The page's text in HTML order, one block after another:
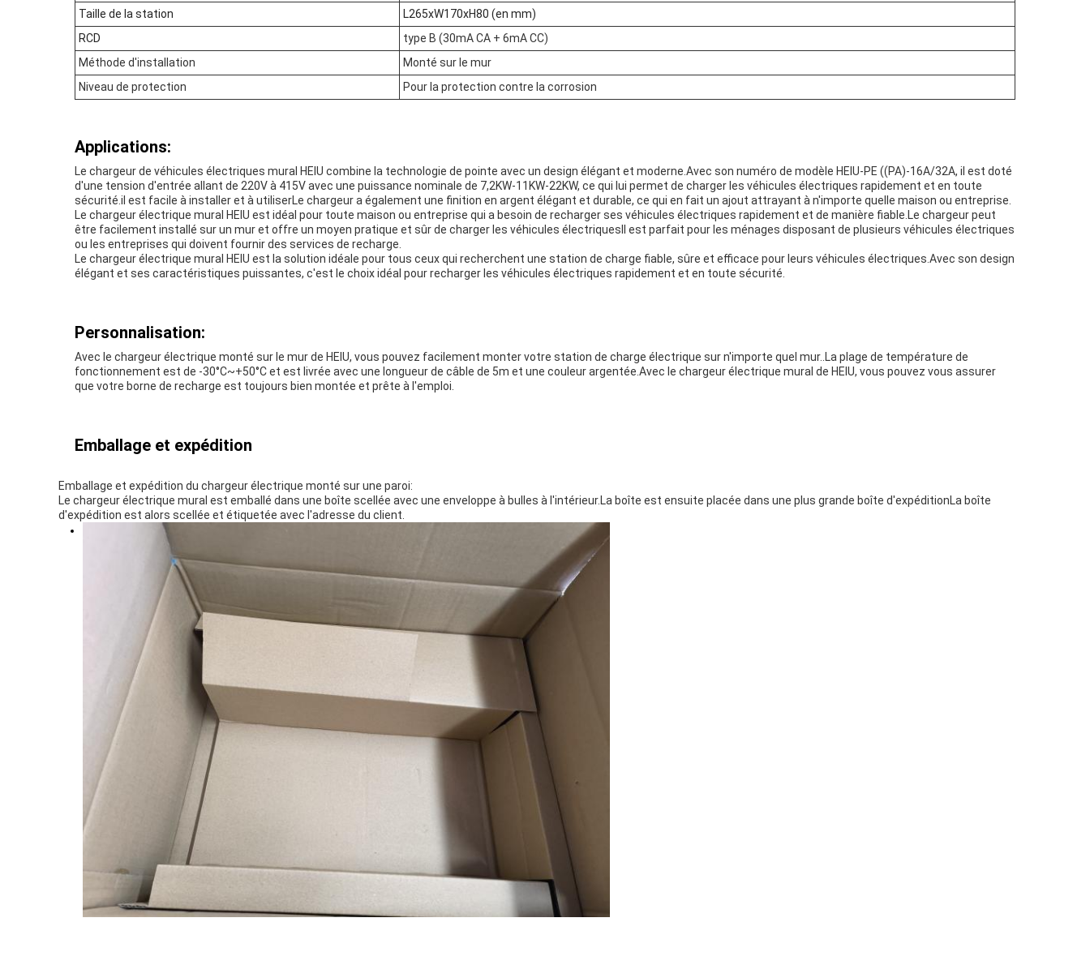
Taille de la station
L265xW170xH80 (en mm)
RCD
type B (30mA CA + 6mA CC)
Méthode d'installation
Monté sur le mur
Niveau de protection
Pour la protection contre la corrosion
Applications:
Le chargeur de véhicules électriques mural HEIU combine la technologie de pointe avec un design élégant et moderne.Avec son numéro de modèle HEIU-PE ((PA)-16A/32A, il est doté
d'une tension d'entrée allant de 220V à 415V avec une puissance nominale de 7,2KW-11KW-22KW, ce qui lui permet de charger les véhicules électriques rapidement et en toute
sécurité.il est facile à installer et à utiliserLe chargeur a également une finition en argent élégant et durable, ce qui en fait un ajout attrayant à n'importe quelle maison ou entreprise.
Le chargeur électrique mural HEIU est idéal pour toute maison ou entreprise qui a besoin de recharger ses véhicules électriques rapidement et de manière fiable.Le chargeur peut
être facilement installé sur un mur et offre un moyen pratique et sûr de charger les véhicules électriquesIl est parfait pour les ménages disposant de plusieurs véhicules électriques
ou les entreprises qui doivent fournir des services de recharge.
Le chargeur électrique mural HEIU est la solution idéale pour tous ceux qui recherchent une station de charge fiable, sûre et efficace pour leurs véhicules électriques.Avec son design
élégant et ses caractéristiques puissantes, c'est le choix idéal pour recharger les véhicules électriques rapidement et en toute sécurité.
Personnalisation:
Avec le chargeur électrique monté sur le mur de HEIU, vous pouvez facilement monter votre station de charge électrique sur n'importe quel mur..La plage de température de
fonctionnement est de -30°C~+50°C et est livrée avec une longueur de câble de 5m et une couleur argentée.Avec le chargeur électrique mural de HEIU, vous pouvez vous assurer
que votre borne de recharge est toujours bien montée et prête à l'emploi.
Emballage et expédition
Emballage et expédition du chargeur électrique monté sur une paroi:
Le chargeur électrique mural est emballé dans une boîte scellée avec une enveloppe à bulles à l'intérieur.La boîte est ensuite placée dans une plus grande boîte d'expéditionLa boîte
d'expédition est alors scellée et étiquetée avec l'adresse du client.